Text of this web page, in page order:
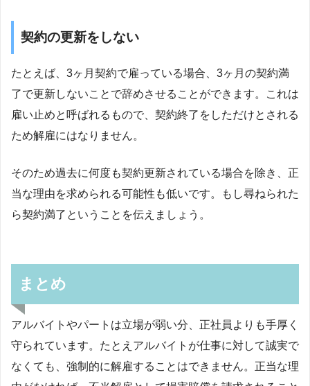
契約の更新をしない
たとえば、3ヶ月契約で雇っている場合、3ヶ月の契約満
了で更新しないことで辞めさせることができます。これは
雇い止めと呼ばれるもので、契約終了をしただけとされる
ため解雇にはなりません。
そのため過去に何度も契約更新されている場合を除き、正
当な理由を求められる可能性も低いです。もし尋ねられた
ら契約満了ということを伝えましょう。
まとめ
アルバイトやパートは立場が弱い分、正社員よりも手厚く
守られています。たとえアルバイトが仕事に対して誠実で
なくても、強制的に解雇することはできません。正当な理